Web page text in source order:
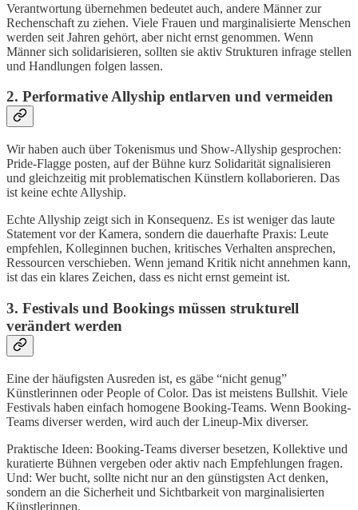
Verantwortung übernehmen bedeutet auch, andere Männer zur
Rechenschaft zu ziehen. Viele Frauen und marginalisierte Menschen
werden seit Jahren gehört, aber nicht ernst genommen. Wenn
Männer sich solidarisieren, sollten sie aktiv Strukturen infrage stellen
und Handlungen folgen lassen.
2. Performative Allyship entlarven und vermeiden
Wir haben auch über Tokenismus und Show-Allyship gesprochen:
Pride-Flagge posten, auf der Bühne kurz Solidarität signalisieren
und gleichzeitig mit problematischen Künstlern kollaborieren. Das
ist keine echte Allyship.
Echte Allyship zeigt sich in Konsequenz. Es ist weniger das laute
Statement vor der Kamera, sondern die dauerhafte Praxis: Leute
empfehlen, Kolleginnen buchen, kritisches Verhalten ansprechen,
Ressourcen verschieben. Wenn jemand Kritik nicht annehmen kann,
ist das ein klares Zeichen, dass es nicht ernst gemeint ist.
3. Festivals und Bookings müssen strukturell
verändert werden
Eine der häufigsten Ausreden ist, es gäbe “nicht genug”
Künstlerinnen oder People of Color. Das ist meistens Bullshit. Viele
Festivals haben einfach homogene Booking-Teams. Wenn Booking-
Teams diverser werden, wird auch der Lineup-Mix diverser.
Praktische Ideen: Booking-Teams diverser besetzen, Kollektive und
kuratierte Bühnen vergeben oder aktiv nach Empfehlungen fragen.
Und: Wer bucht, sollte nicht nur an den günstigsten Act denken,
sondern an die Sicherheit und Sichtbarkeit von marginalisierten
Künstlerinnen.